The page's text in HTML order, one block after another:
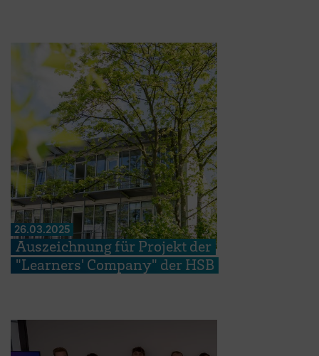
26.03.2025
Auszeichnung für Projekt der
"Learners' Company" der HSB